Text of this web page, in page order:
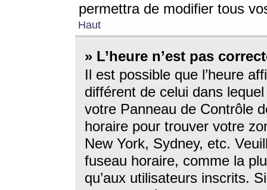
permettra de modifier tous
Haut
» L’heure n’est pas
Il est possible que l’heure
différent de celui dans
votre Panneau de Contrôle
horaire pour trouver votre
New York, Sydney, etc.
fuseau horaire, comme la
qu’aux utilisateurs inscrits.